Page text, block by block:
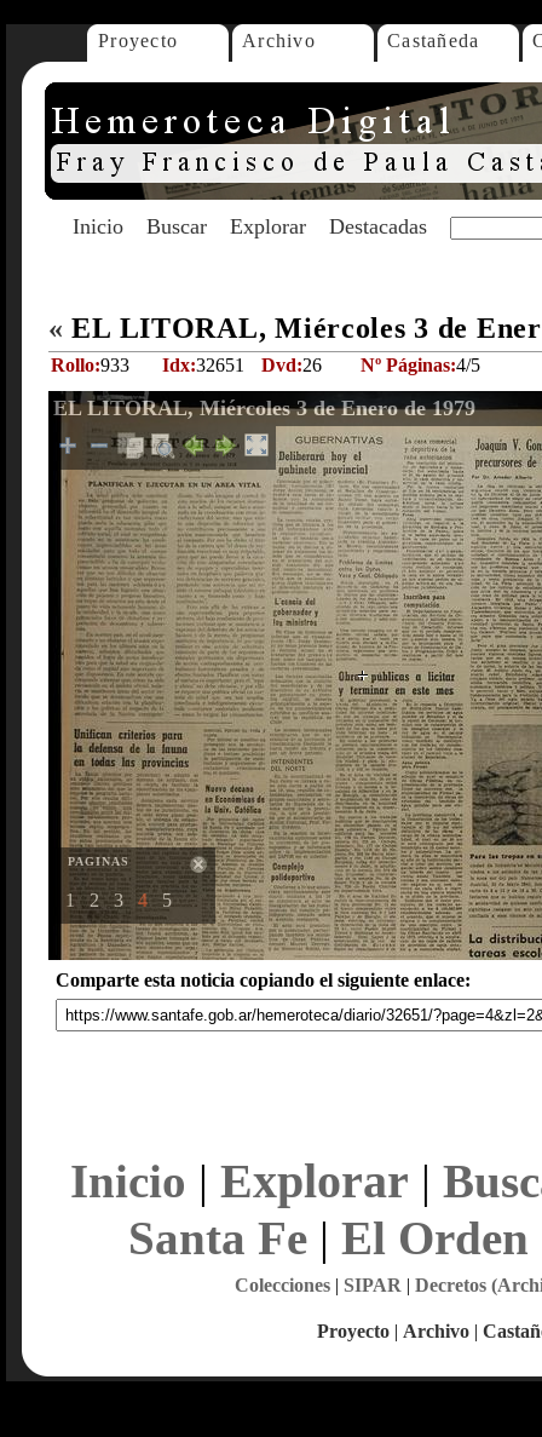
Proyecto Archivo Castañeda
Inicio Buscar Explorar Destacadas
« EL LITORAL, Miércoles 3 de
Rollo:933 Idx:32651 Dvd:26 Nº Páginas:4/5
EL LITORAL, Miércoles 3 de Enero de 1979
PAGINAS
1 2 3 4 5
Comparte esta noticia copiando el siguiente enlace:
Inicio | Explorar |
Santa Fe| El Orden
Colecciones| SIPAR | Decretos
Proyecto | Archivo |